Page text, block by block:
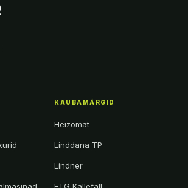
KAUBAMÄRGID
Heizomat
Linddana TP
Lindner